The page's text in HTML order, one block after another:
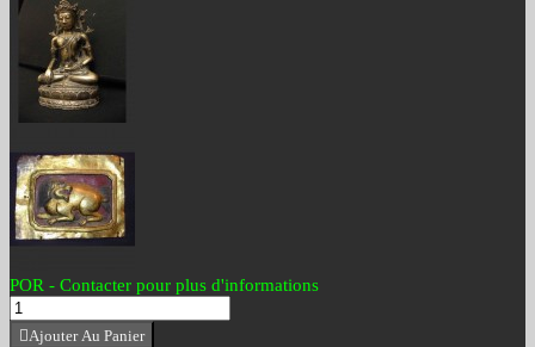
POR - Contacter pour plus d'informations
Ajouter Au Panier